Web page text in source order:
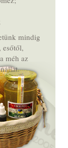
mindig
esőtől,
méh az